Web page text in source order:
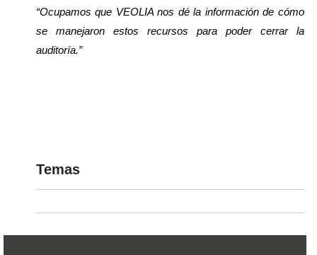
“Ocupamos que VEOLIA nos dé la información de cómo
se manejaron estos recursos para poder cerrar la
auditoría.”
Temas